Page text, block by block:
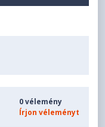
0 vélemény
Írjon véleményt